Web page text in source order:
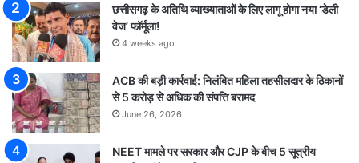
छत्तीसगढ़ के अतिथि व्याख्याताओं के लिए लागू होगा नया ‘डेली
वेज’ फॉर्मूला!
4 weeks ago
ACB की बड़ी कार्रवाई: निलंबित महिला तहसीलदार के ठिकानों
से 5 करोड़ से अधिक की संपत्ति बरामद
June 26, 2026
NEET मामले पर सरकार और CJP के बीच 5 सूत्रीय